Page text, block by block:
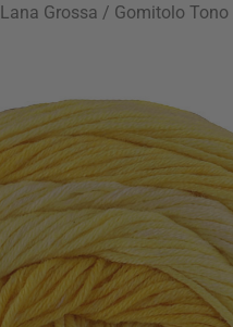
Lana Grossa / Gomitolo Tono